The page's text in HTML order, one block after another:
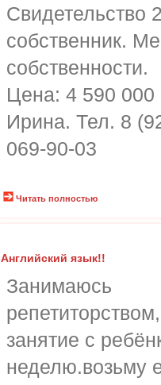
Свидетельство
собственник.
собственности.
Цена: 4 590 000
Ирина. Тел. 8
069-90-03
Читать полностью
Английский язык!!
Занимаюсь
занятие с
неделю.возьму